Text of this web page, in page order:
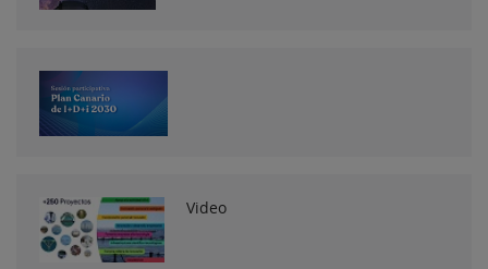
Video